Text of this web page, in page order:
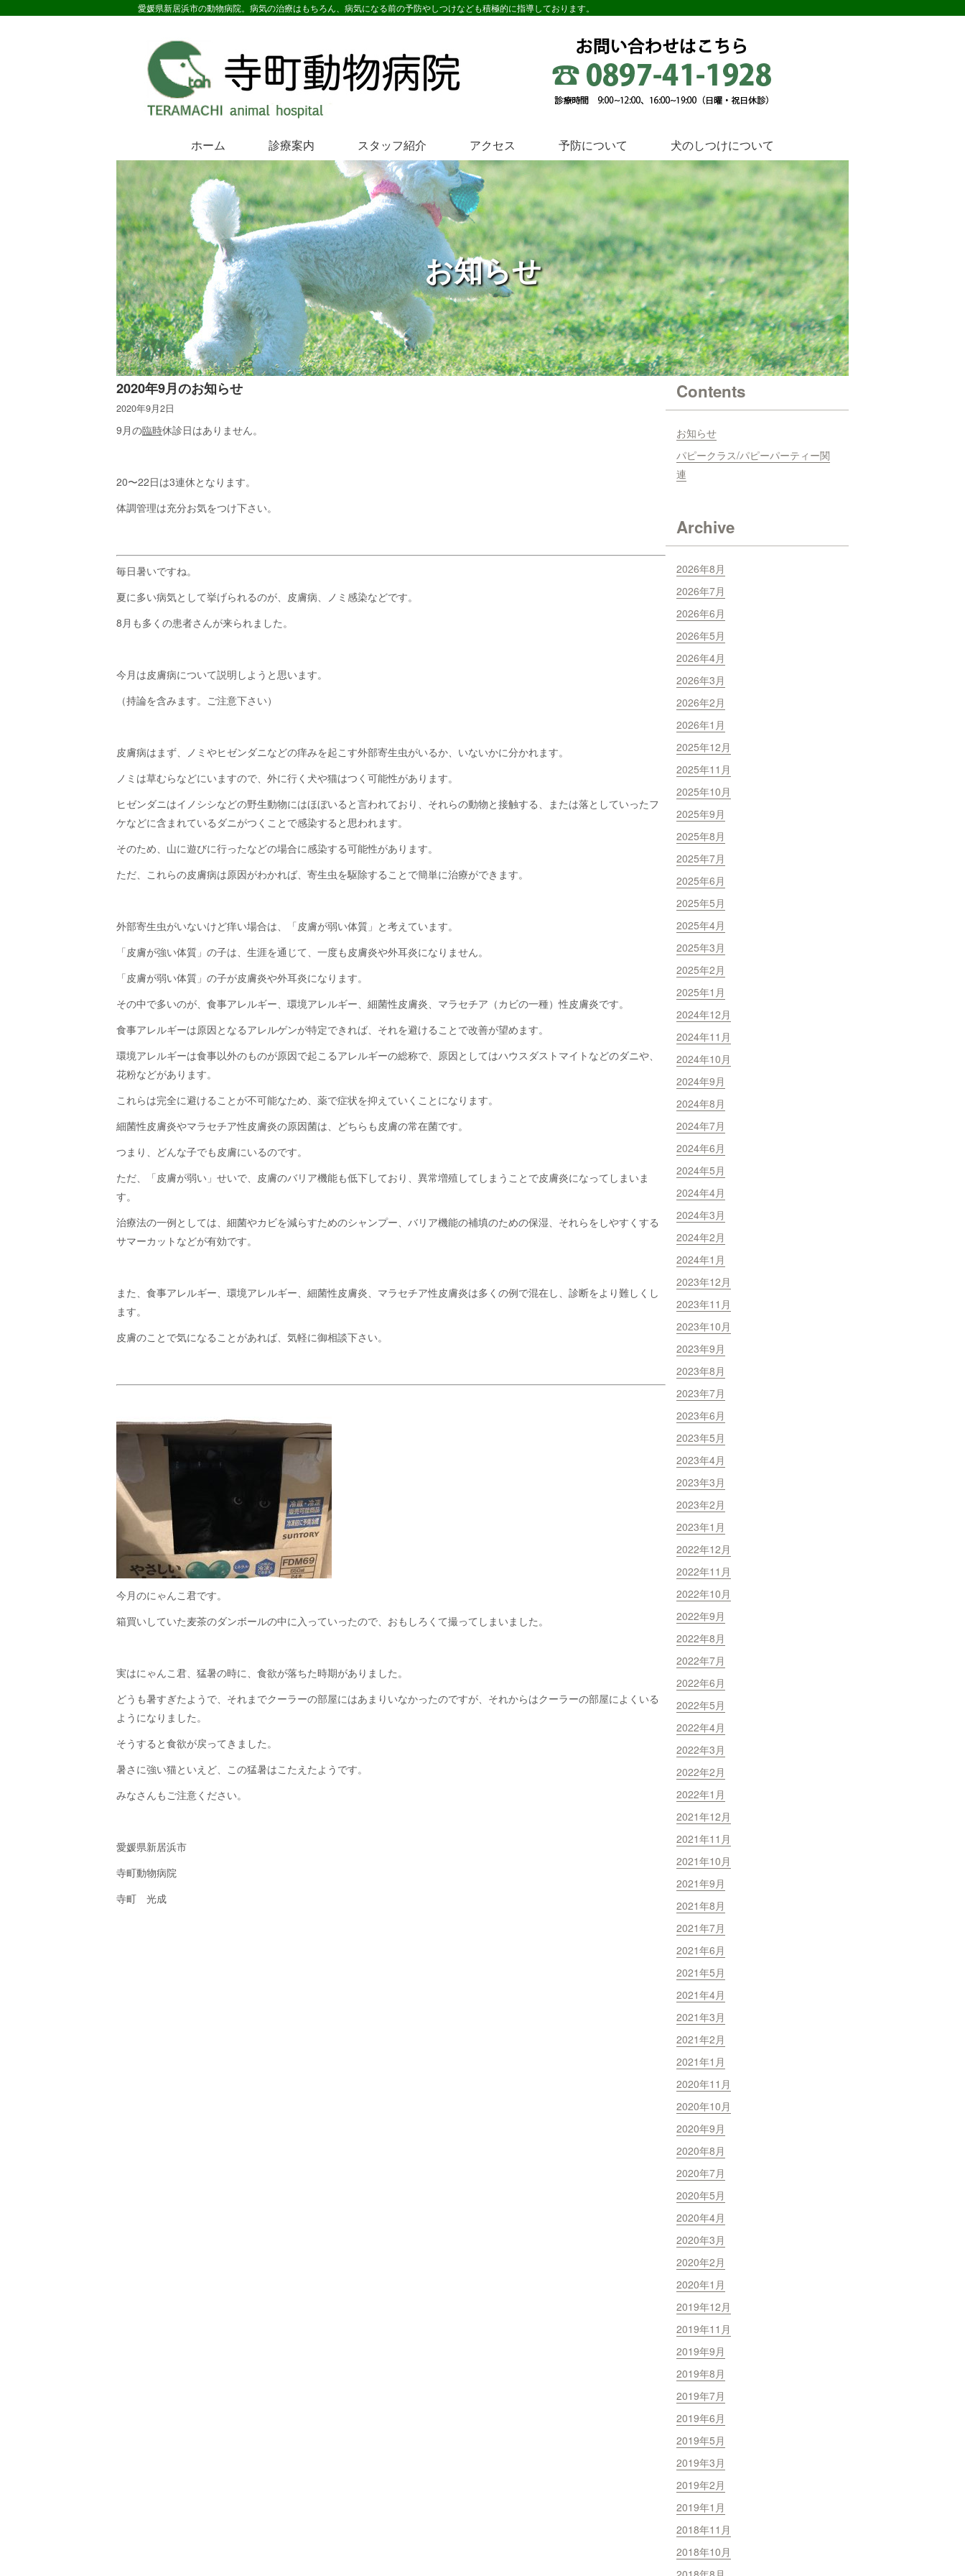
愛媛県新居浜市の動物病院。病気の治療はもちろん、病気になる前の予防やしつけなども積極的に指導しております。
ホーム 診療案内 スタッフ紹介 アクセス 予防について 犬のしつけについて
お知らせ
2020年9月のお知らせ
2020年9月2日
9月の臨時休診日はありません。
20〜22日は3連休となります。
体調管理は充分お気をつけ下さい。
毎日暑いですね。
夏に多い病気として挙げられるのが、皮膚病、ノミ感染などです。
8月も多くの患者さんが来られました。
今月は皮膚病について説明しようと思います。
（持論を含みます。ご注意下さい）
皮膚病はまず、ノミやヒゼンダニなどの痒みを起こす外部寄生虫がいるか、いないかに分かれます。
ノミは草むらなどにいますので、外に行く犬や猫はつく可能性があります。
ヒゼンダニはイノシシなどの野生動物にはほぼいると言われており、それらの動物と接触する、または落としていったフ
ケなどに含まれているダニがつくことで感染すると思われます。
そのため、山に遊びに行ったなどの場合に感染する可能性があります。
ただ、これらの皮膚病は原因がわかれば、寄生虫を駆除することで簡単に治療ができます。
外部寄生虫がいないけど痒い場合は、「皮膚が弱い体質」と考えています。
「皮膚が強い体質」の子は、生涯を通じて、一度も皮膚炎や外耳炎になりません。
「皮膚が弱い体質」の子が皮膚炎や外耳炎になります。
その中で多いのが、食事アレルギー、環境アレルギー、細菌性皮膚炎、マラセチア（カビの一種）性皮膚炎です。
食事アレルギーは原因となるアレルゲンが特定できれば、それを避けることで改善が望めます。
環境アレルギーは食事以外のものが原因で起こるアレルギーの総称で、原因としてはハウスダストマイトなどのダニや、
花粉などがあります。
これらは完全に避けることが不可能なため、薬で症状を抑えていくことになります。
細菌性皮膚炎やマラセチア性皮膚炎の原因菌は、どちらも皮膚の常在菌です。
つまり、どんな子でも皮膚にいるのです。
ただ、「皮膚が弱い」せいで、皮膚のバリア機能も低下しており、異常増殖してしまうことで皮膚炎になってしまいま
す。
治療法の一例としては、細菌やカビを減らすためのシャンプー、バリア機能の補填のための保湿、それらをしやすくする
サマーカットなどが有効です。
また、食事アレルギー、環境アレルギー、細菌性皮膚炎、マラセチア性皮膚炎は多くの例で混在し、診断をより難しくし
ます。
皮膚のことで気になることがあれば、気軽に御相談下さい。
今月のにゃんこ君です。
箱買いしていた麦茶のダンボールの中に入っていったので、おもしろくて撮ってしまいました。
実はにゃんこ君、猛暑の時に、食欲が落ちた時期がありました。
どうも暑すぎたようで、それまでクーラーの部屋にはあまりいなかったのですが、それからはクーラーの部屋によくいる
ようになりました。
そうすると食欲が戻ってきました。
暑さに強い猫といえど、この猛暑はこたえたようです。
みなさんもご注意ください。
愛媛県新居浜市
寺町動物病院
寺町 光成
Contents
お知らせ
パピークラス/パピーパーティー関
連
Archive
2026年8月
2026年7月
2026年6月
2026年5月
2026年4月
2026年3月
2026年2月
2026年1月
2025年12月
2025年11月
2025年10月
2025年9月
2025年8月
2025年7月
2025年6月
2025年5月
2025年4月
2025年3月
2025年2月
2025年1月
2024年12月
2024年11月
2024年10月
2024年9月
2024年8月
2024年7月
2024年6月
2024年5月
2024年4月
2024年3月
2024年2月
2024年1月
2023年12月
2023年11月
2023年10月
2023年9月
2023年8月
2023年7月
2023年6月
2023年5月
2023年4月
2023年3月
2023年2月
2023年1月
2022年12月
2022年11月
2022年10月
2022年9月
2022年8月
2022年7月
2022年6月
2022年5月
2022年4月
2022年3月
2022年2月
2022年1月
2021年12月
2021年11月
2021年10月
2021年9月
2021年8月
2021年7月
2021年6月
2021年5月
2021年4月
2021年3月
2021年2月
2021年1月
2020年11月
2020年10月
2020年9月
2020年8月
2020年7月
2020年5月
2020年4月
2020年3月
2020年2月
2020年1月
2019年12月
2019年11月
2019年9月
2019年8月
2019年7月
2019年6月
2019年5月
2019年3月
2019年2月
2019年1月
2018年11月
2018年10月